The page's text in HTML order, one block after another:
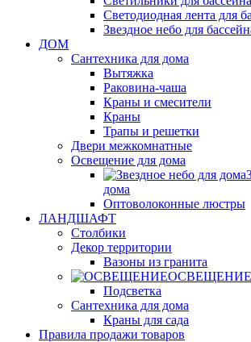
Светодиодная лента для
Звездное небо для
ДОМ
Сантехника для дома
Вытяжка
Раковина-чаша
Краны и смесители
Краны
Трапы и решетки
Двери межкомнатные
Освещение для дома
дома
Оптоволоконные люстры
ЛАНДШАФТ
Столбики
Декор территории
Вазоны из гранита
ОСВЕЩЕНИЕ
Подсветка
Сантехника для дома
Краны для сада
Правила продажи товаров